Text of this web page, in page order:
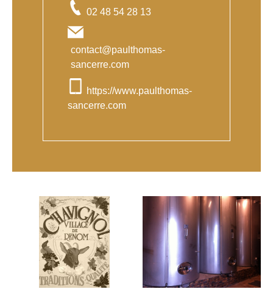
02 48 54 28 13
contact@paulthomas-
sancerre.com
https://www.paulthomas-
sancerre.com